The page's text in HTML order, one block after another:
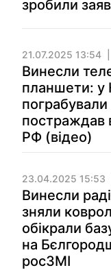
зробили
21.07.2025 13:54
Винесли
планшети: у
постраждав
РФ (відео)
23.04.2025 15:53
Винесли
зняли
обікрали
на
росЗМІ